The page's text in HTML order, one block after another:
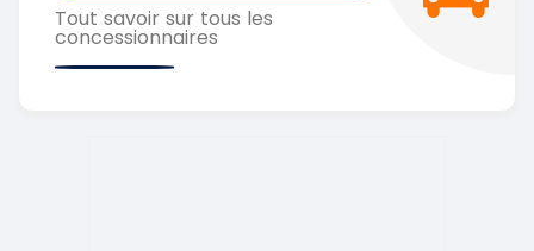
Tout savoir sur tous les
concessionnaires